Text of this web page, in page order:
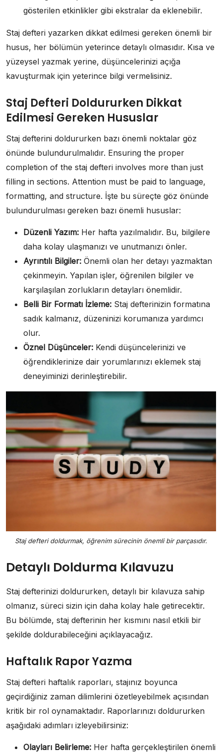
gösterilen etkinlikler gibi ekstralar da eklenebilir.
Staj defteri yazarken dikkat edilmesi gereken önemli bir
husus, her bölümün yeterince detaylı olmasıdır. Kısa ve
yüzeysel yazmak yerine, düşüncelerinizi açığa
kavuşturmak için yeterince bilgi vermelisiniz.
Staj Defteri Doldururken Dikkat
Edilmesi Gereken Hususlar
Staj defterini doldururken bazı önemli noktalar göz
önünde bulundurulmalıdır. Ensuring the proper
completion of the staj defteri involves more than just
filling in sections. Attention must be paid to language,
formatting, and structure. İşte bu süreçte göz önünde
bulundurulması gereken bazı önemli hususlar:
Düzenli Yazım: Her hafta yazılmalıdır. Bu, bilgilere
daha kolay ulaşmanızı ve unutmanızı önler.
Ayrıntılı Bilgiler: Önemli olan her detayı yazmaktan
çekinmeyin. Yapılan işler, öğrenilen bilgiler ve
karşılaşılan zorlukların detayları önemlidir.
Belli Bir Formatı İzleme: Staj defterinizin formatına
sadık kalmanız, düzeninizi korumanıza yardımcı
olur.
Öznel Düşünceler: Kendi düşüncelerinizi ve
öğrendiklerinize dair yorumlarınızı eklemek staj
deneyiminizi derinleştirebilir.
Staj defteri doldurmak, öğrenim sürecinin önemli bir parçasıdır.
Detaylı Doldurma Kılavuzu
Staj defterinizi doldururken, detaylı bir kılavuza sahip
olmanız, süreci sizin için daha kolay hale getirecektir.
Bu bölümde, staj defterinin her kısmını nasıl etkili bir
şekilde doldurabileceğini açıklayacağız.
Haftalık Rapor Yazma
Staj defteri haftalık raporları, stajınız boyunca
geçirdiğiniz zaman dilimlerini özetleyebilmek açısından
kritik bir rol oynamaktadır. Raporlarınızı doldururken
aşağıdaki adımları izleyebilirsiniz:
Olayları Belirleme: Her hafta gerçekleştirilen önemli